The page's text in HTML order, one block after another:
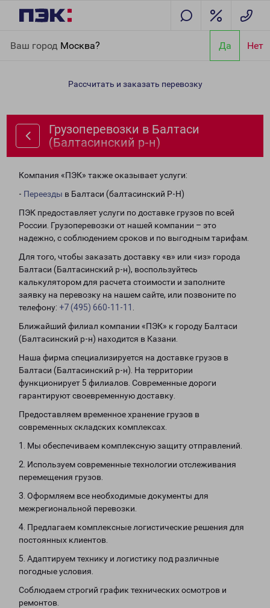
Ваш город Москва? Да Нет
(Балтасинский р-н)
Рассчитать и заказать перевозку
Грузоперевозки в Балтаси
(Балтасинский р-н)
Компания «ПЭК» также оказывает услуги:
- Переезды в Балтаси (балтасинский Р-Н)
ПЭК предоставляет услуги по доставке грузов по всей
России. Грузоперевозки от нашей компании – это
надежно, с соблюдением сроков и по выгодным тарифам.
Для того, чтобы заказать доставку «в» или «из» города
Балтаси (Балтасинский р-н), воспользуйтесь
калькулятором для расчета стоимости и заполните
заявку на перевозку на нашем сайте, или позвоните по
телефону: +7 (495) 660-11-11
Ближайший филиал компании «ПЭК» к городу Балтаси
(Балтасинский р-н) находится в Казани.
Наша фирма специализируется на доставке грузов в
Балтаси (Балтасинский р-н). На территории
функционирует 5 филиалов. Современные дороги
гарантируют своевременную доставку.
Предоставляем временное хранение грузов в
современных складских комплексах.
1. Мы обеспечиваем комплексную защиту отправлений.
2. Используем современные технологии отслеживания
перемещения грузов.
3. Оформляем все необходимые документы для
межрегиональной перевозки.
4. Предлагаем комплексные логистические решения для
постоянных клиентов.
5. Адаптируем технику и логистику под различные
погодные условия.
Соблюдаем строгий график технических осмотров и
ремонтов.